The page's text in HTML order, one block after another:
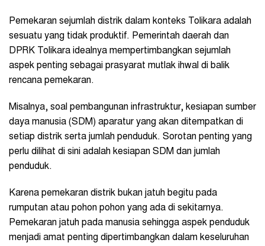
Pemekaran sejumlah distrik dalam konteks Tolikara adalah
sesuatu yang tidak produktif. Pemerintah daerah dan
DPRK Tolikara idealnya mempertimbangkan sejumlah
aspek penting sebagai prasyarat mutlak ihwal di balik
rencana pemekaran.
Misalnya, soal pembangunan infrastruktur, kesiapan sumber
daya manusia (SDM) aparatur yang akan ditempatkan di
setiap distrik serta jumlah penduduk. Sorotan penting yang
perlu dilihat di sini adalah kesiapan SDM dan jumlah
penduduk.
Karena pemekaran distrik bukan jatuh begitu pada
rumputan atau pohon pohon yang ada di sekitarnya.
Pemekaran jatuh pada manusia sehingga aspek penduduk
menjadi amat penting dipertimbangkan dalam keseluruhan